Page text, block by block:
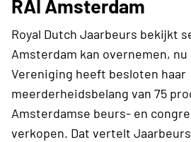
RAI Amsterdam
Royal Dutch Jaarbeurs bekijkt
Amsterdam kan overnemen, nu
Vereniging heeft besloten haar
meerderheidsbelang van 75
Amsterdamse beurs- en
verkopen. Dat vertelt